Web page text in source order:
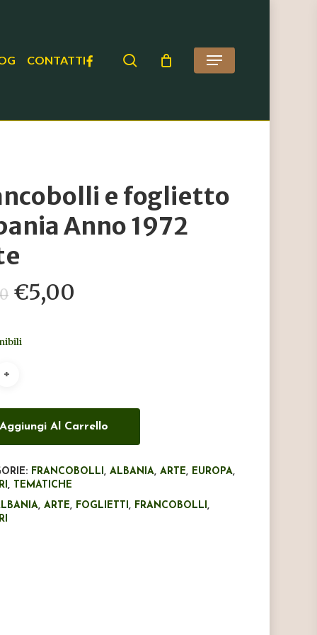
CONTATTIFACEBOOK search Menu
e foglietto
Anno 1972
Il
prezzo
originale
€5,00
Aggiungi Al Carrello
FRANCOBOLLI,ALBANIA,ARTE, EUROPA,
, TEMATICHE
,ARTE, FOGLIETTI, FRANCOBOLLI,